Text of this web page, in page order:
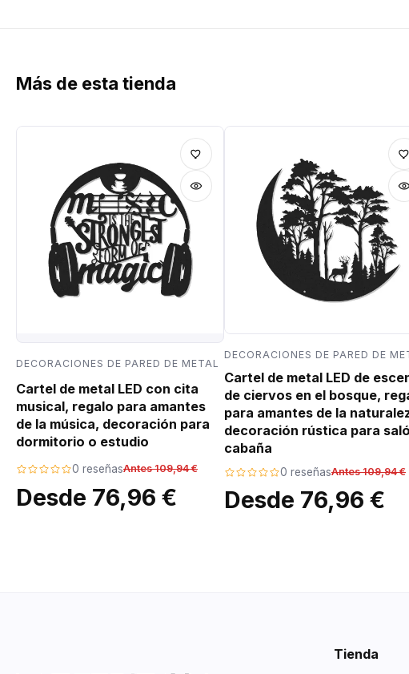
Más de esta tienda
DECORACIONES DE PARED DE METAL
Cartel de metal LED con cita
musical, regalo para amantes
de la música, decoración para
dormitorio o estudio
0 reseñasAntes 109,94 €
Desde 76,96 €
DECORACIONES DE PARED DE
Cartel de metal LED de
de ciervos en el bosque,
para amantes de la
decoración rústica para
cabaña
0 reseñasAntes 109,94 €
Desde 76,96 €
Tienda